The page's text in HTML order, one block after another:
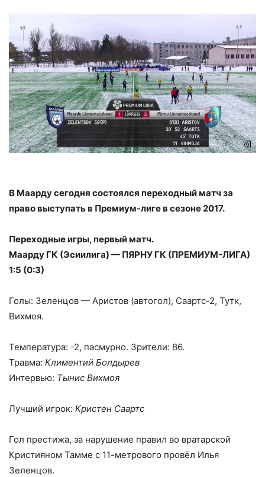
В Маарду сегодня состоялся переходный матч за
право выступать в Премиум-лиге в сезоне 2017.
Переходные игры, первый матч.
Маарду ГК (Эсиилига) — ПЯРНУ ГК (ПРЕМИУМ-ЛИГА)
1:5 (0:3)
Голы: Зеленцов — Аристов (автогол), Саартс-2, Тутк,
Вихмоя.
Температура: -2, пасмурно. Зрители: 86.
Травма: Климентий Болдырев
Интервью: Тынис Вихмоя
Лучший игрок: Кристен Саартс
Гол престижа, за нарушение правил во вратарской
Кристияном Тамме с 11-метрового провёл Илья
Зеленцов.